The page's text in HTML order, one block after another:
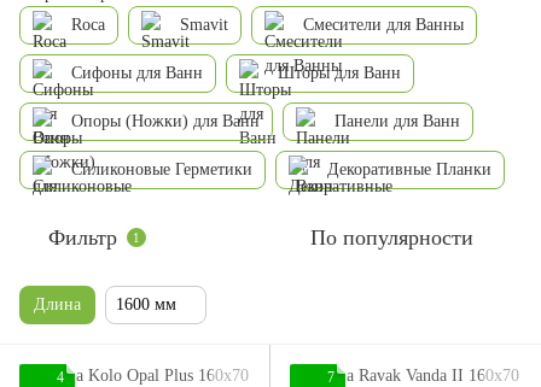
Roca Smavit Смесители для Ванны
Сифоны для Ванн Шторы для Ванн
Опоры (Ножки) для Ванн Панели для Ванн
Силиконовые Герметики Декоративные Планки
Фильтр 1 По популярности
Длина 1600 мм
4 7